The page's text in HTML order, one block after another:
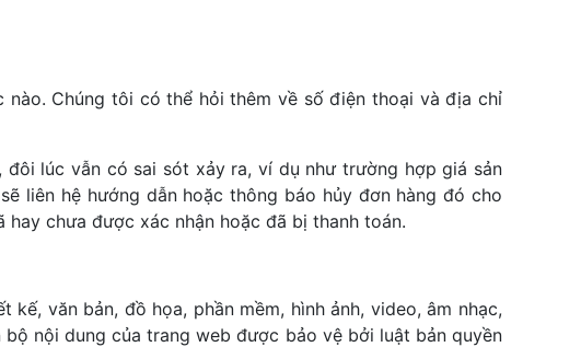
Chúng tôi có thể hỏi thêm về số điện thoại và địa chỉ
lúc vẫn có sai sót xảy ra, ví dụ như trường hợp giá sản
liên hệ hướng dẫn hoặc thông báo hủy đơn hàng đó cho
chưa được xác nhận hoặc đã bị thanh toán.
văn bản, đồ họa, phần mềm, hình ảnh, video, âm nhạc,
nội dung của trang web được bảo vệ bởi luật bản quyền